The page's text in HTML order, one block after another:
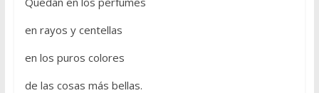
en rayos y centellas
en los puros colores
de las cosas más bellas.